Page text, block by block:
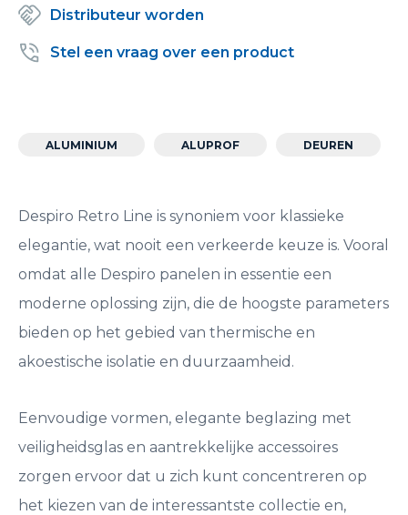
Distributeur worden
Stel een vraag over een product
ALUMINIUM ALUPROF DEUREN
Despiro Retro Line is synoniem voor klassieke
elegantie, wat nooit een verkeerde keuze is. Vooral
omdat alle Despiro panelen in essentie een
moderne oplossing zijn, die de hoogste parameters
bieden op het gebied van thermische en
akoestische isolatie en duurzaamheid.
Eenvoudige vormen, elegante beglazing met
veiligheidsglas en aantrekkelijke accessoires
zorgen ervoor dat u zich kunt concentreren op
het kiezen van de interessantste collectie en,